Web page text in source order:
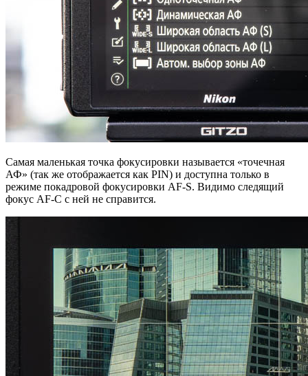
Самая маленькая точка фокусировки называется «точечная
АФ» (так же отображается как PIN) и доступна только в
режиме покадровой фокусировки AF-S. Видимо следящий
фокус AF-C с ней не справится.